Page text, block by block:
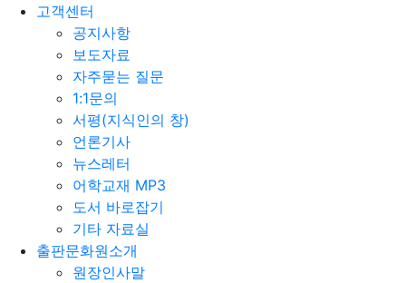
고객센터
공지사항
보도자료
자주묻는 질문
1:1문의
서평(지식인의 창)
언론기사
뉴스레터
어학교재 MP3
도서 바로잡기
기타 자료실
출판문화원소개
원장인사말